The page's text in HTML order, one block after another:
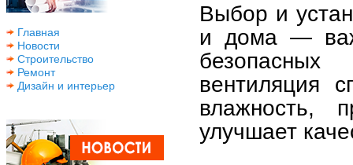
Главная
Новости
Строительство
Ремонт
Дизайн и интерьер
Выбор и
и дома —
вентиляция
влажность,
улучшает